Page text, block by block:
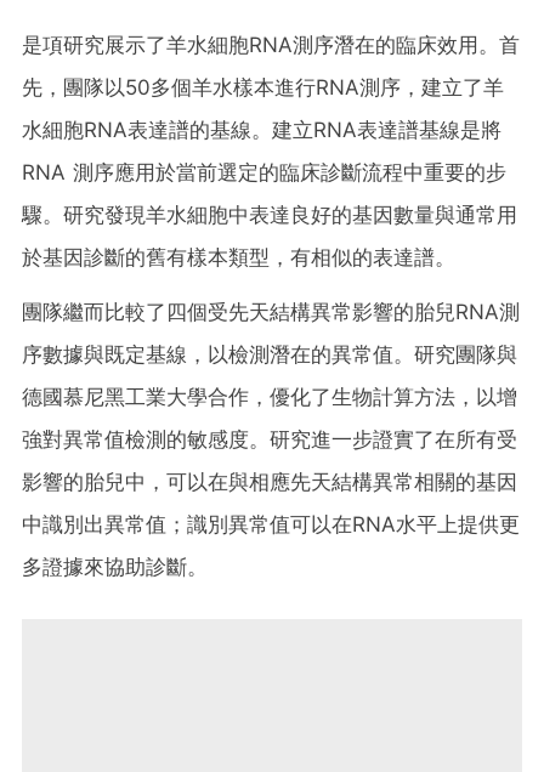
是項研究展示了羊水細胞RNA測序潛在的臨床效用。首
先，團隊以50多個羊水樣本進行RNA測序，建立了羊
水細胞RNA表達譜的基線。建立RNA表達譜基線是將
RNA 測序應用於當前選定的臨床診斷流程中重要的步
驟。研究發現羊水細胞中表達良好的基因數量與通常用
於基因診斷的舊有樣本類型，有相似的表達譜。
團隊繼而比較了四個受先天結構異常影響的胎兒RNA測
序數據與既定基線，以檢測潛在的異常值。研究團隊與
德國慕尼黑工業大學合作，優化了生物計算方法，以增
強對異常值檢測的敏感度。研究進一步證實了在所有受
影響的胎兒中，可以在與相應先天結構異常相關的基因
中識別出異常值；識別異常值可以在RNA水平上提供更
多證據來協助診斷。